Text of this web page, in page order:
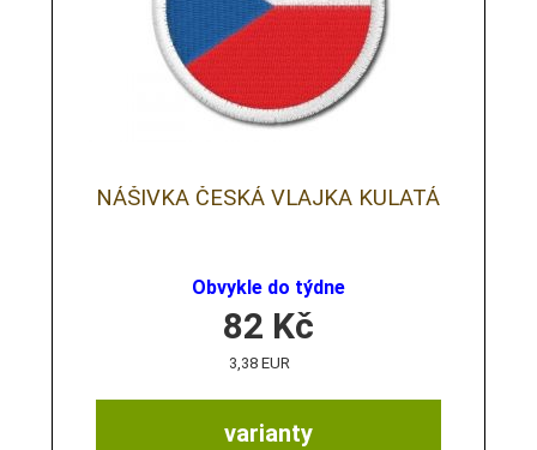
NÁŠIVKA ČESKÁ VLAJKA KULATÁ
Obvykle do týdne
varianty
82 Kč
3,38 EUR